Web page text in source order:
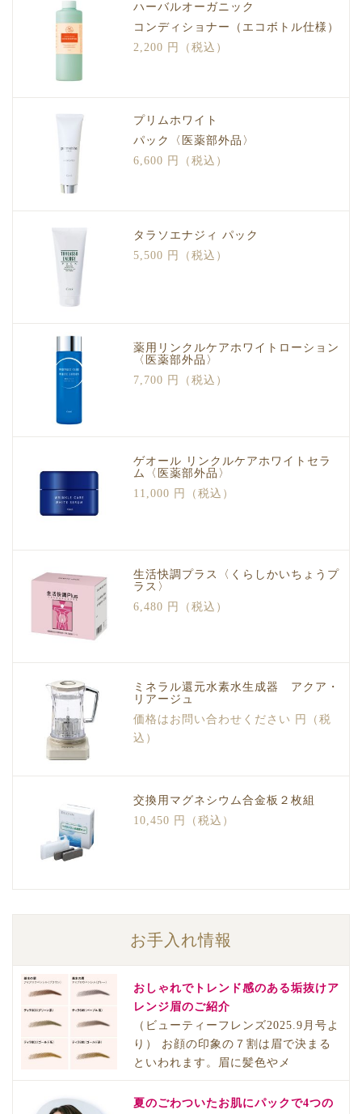
ハーバルオーガニック
コンディショナー（エコボトル仕様）
2,200 円（税込）
プリムホワイト
パック〈医薬部外品〉
6,600 円（税込）
タラソエナジィ パック
5,500 円（税込）
薬用リンクルケアホワイトローション
〈医薬部外品〉
7,700 円（税込）
ゲオール リンクルケアホワイトセラ
ム〈医薬部外品〉
11,000 円（税込）
生活快調プラス〈くらしかいちょうプ
ラス〉
6,480 円（税込）
ミネラル還元水素水生成器 アクア・
リアージュ
価格はお問い合わせください 円（税
込）
交換用マグネシウム合金板２枚組
10,450 円（税込）
お手入れ情報
おしゃれでトレンド感のある垢抜けア
レンジ眉のご紹介
（ビューティーフレンズ2025.9月号よ
り） お顔の印象の７割は眉で決まる
といわれます。眉に髪色やメ
夏のごわついたお肌にパックで4つの